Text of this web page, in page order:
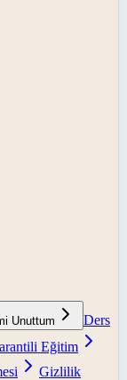
Unuttum
Ders
Eğitim
Gizlilik